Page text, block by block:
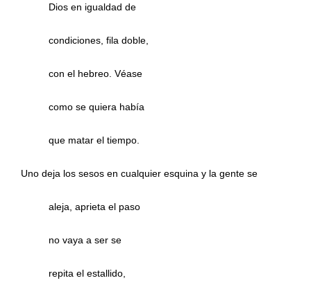
Dios en igualdad de
condiciones, fila doble,
con el hebreo. Véase
como se quiera había
que matar el tiempo.
Uno deja los sesos en cualquier esquina y la gente se
aleja, aprieta el paso
no vaya a ser se
repita el estallido,